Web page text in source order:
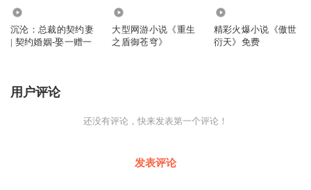
沉沦：总裁的契约妻
| 契约婚姻-娶一赠一
大型网游小说《重生
之盾御苍穹》
精彩火爆小说《傲世
衍天》免费
用户评论
还没有评论，快来发表第一个评论！
发表评论